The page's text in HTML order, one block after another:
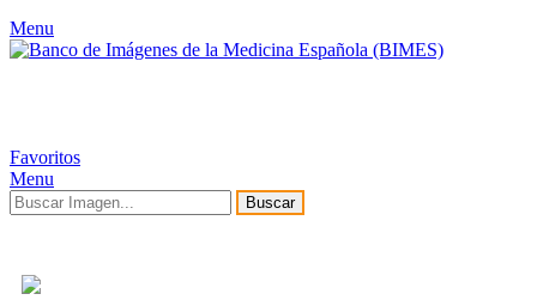
Menu
Favoritos
Menu
Buscar